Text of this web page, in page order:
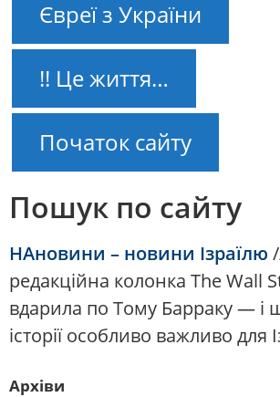
Євреї з України
!! Це життя…
Початок сайту
Пошук по сайту
НАновини – новини Ізраїлю
редакційна колонка The Wall
вдарила по Тому Барраку — і
історії особливо важливо для
Архіви